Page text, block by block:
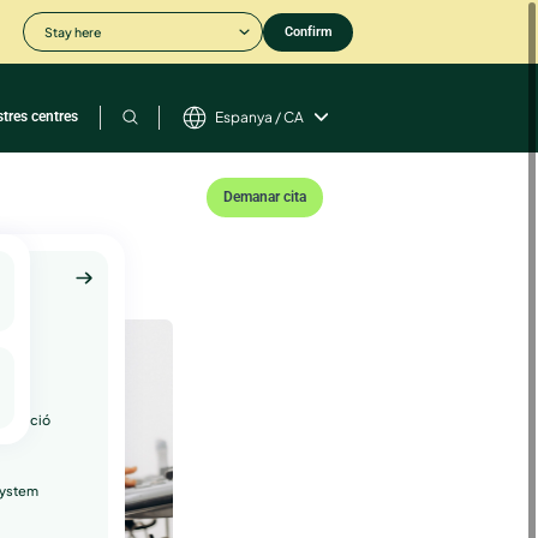
Stay here Confirm
Demanar cita
centres Espanya / CA